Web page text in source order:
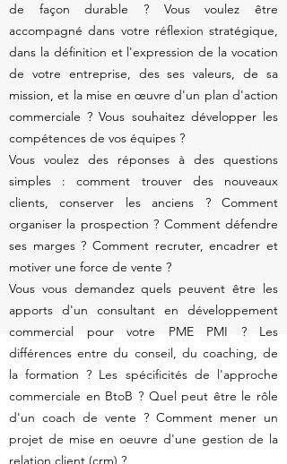
de façon durable ? Vous voulez être
accompagné dans votre réflexion stratégique,
dans la définition et l'expression de la vocation
de votre entreprise, des ses valeurs, de sa
mission, et la mise en œuvre d'un plan d'action
commerciale ? Vous souhaitez développer les
compétences de vos équipes ?
Vous voulez des réponses à des questions
simples : comment trouver des nouveaux
clients, conserver les anciens ? Comment
organiser la prospection ? Comment défendre
ses marges ? Comment recruter, encadrer et
motiver une force de vente ?
Vous vous demandez quels peuvent être les
apports d'un consultant en développement
commercial pour votre PME PMI ? Les
différences entre du conseil, du coaching, de
la formation ? Les spécificités de l'approche
commerciale en BtoB ? Quel peut être le rôle
d'un coach de vente ? Comment mener un
projet de mise en oeuvre d'une gestion de la
relation client (crm) ?